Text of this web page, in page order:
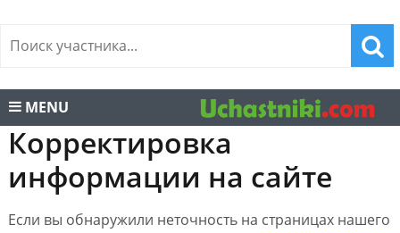
MENU
Корректировка
информации на сайте
Если вы обнаружили неточность на страницах нашего